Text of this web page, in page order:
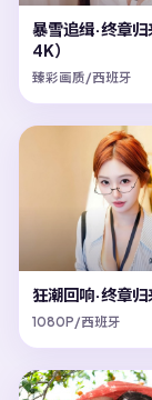
暴雪追缉·终章
4K）
臻彩画质/西班牙
狂潮回响·终章归
1080P/西班牙